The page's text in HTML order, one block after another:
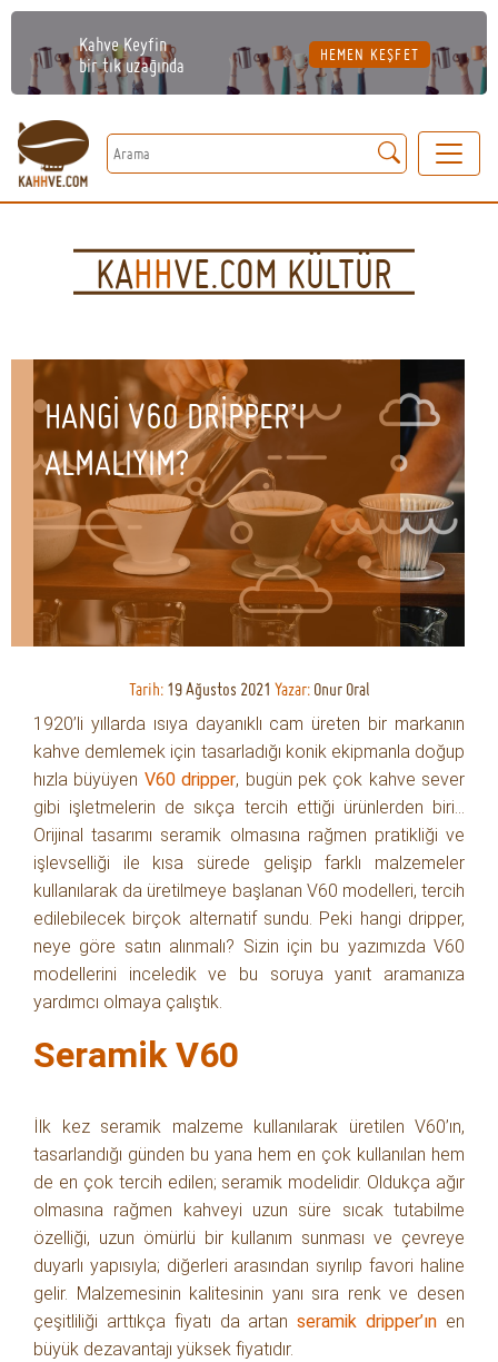
Kahve Keyfin
bir tık uzağında
HEMEN KEŞFET
Arama:
KAHHVE.COM KÜLTÜR
HANGİ V60 DRİPPER’I
ALMALIYIM?
Tarih:19 Ağustos 2021 Yazar:Onur Oral
1920’li yıllarda ısıya dayanıklı cam üreten bir markanın
kahve demlemek için tasarladığı konik ekipmanla doğup
hızla büyüyen V60 dripper, bugün pek çok kahve sever
gibi işletmelerin de sıkça tercih ettiği ürünlerden biri…
Orijinal tasarımı seramik olmasına rağmen pratikliği ve
işlevselliği ile kısa sürede gelişip farklı malzemeler
kullanılarak da üretilmeye başlanan V60 modelleri, tercih
edilebilecek birçok alternatif sundu. Peki hangi dripper,
neye göre satın alınmalı? Sizin için bu yazımızda V60
modellerini inceledik ve bu soruya yanıt aramanıza
yardımcı olmaya çalıştık.
Seramik V60
İlk kez seramik malzeme kullanılarak üretilen V60’ın,
tasarlandığı günden bu yana hem en çok kullanılan hem
de en çok tercih edilen; seramik modelidir. Oldukça ağır
olmasına rağmen kahveyi uzun süre sıcak tutabilme
özelliği, uzun ömürlü bir kullanım sunması ve çevreye
duyarlı yapısıyla; diğerleri arasından sıyrılıp favori haline
gelir. Malzemesinin kalitesinin yanı sıra renk ve desen
çeşitliliği arttıkça fiyatı da artanseramik dripper’ın en
büyük dezavantajı yüksek fiyatıdır.